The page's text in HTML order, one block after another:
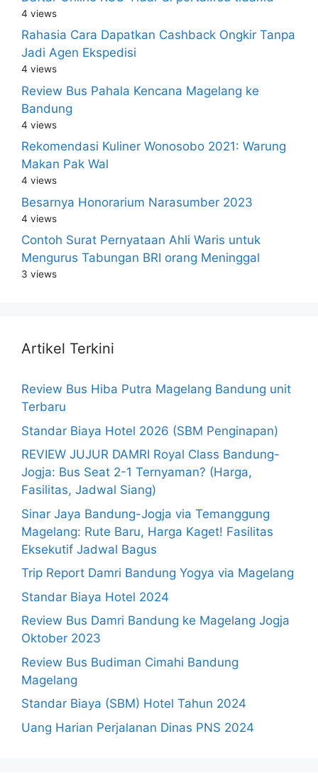
4 views
Rahasia Cara Dapatkan Cashback Ongkir Tanpa
Jadi Agen Ekspedisi
4 views
Review Bus Pahala Kencana Magelang ke
Bandung
4 views
Rekomendasi Kuliner Wonosobo 2021: Warung
Makan Pak Wal
4 views
Besarnya Honorarium Narasumber 2023
4 views
Contoh Surat Pernyataan Ahli Waris untuk
Mengurus Tabungan BRI orang Meninggal
3 views
Artikel Terkini
Review Bus Hiba Putra Magelang Bandung unit
Terbaru
Standar Biaya Hotel 2026 (SBM Penginapan)
REVIEW JUJUR DAMRI Royal Class Bandung-
Jogja: Bus Seat 2-1 Ternyaman? (Harga,
Fasilitas, Jadwal Siang)
Sinar Jaya Bandung-Jogja via Temanggung
Magelang: Rute Baru, Harga Kaget! Fasilitas
Eksekutif Jadwal Bagus
Trip Report Damri Bandung Yogya via Magelang
Standar Biaya Hotel 2024
Review Bus Damri Bandung ke Magelang Jogja
Oktober 2023
Review Bus Budiman Cimahi Bandung
Magelang
Standar Biaya (SBM) Hotel Tahun 2024
Uang Harian Perjalanan Dinas PNS 2024